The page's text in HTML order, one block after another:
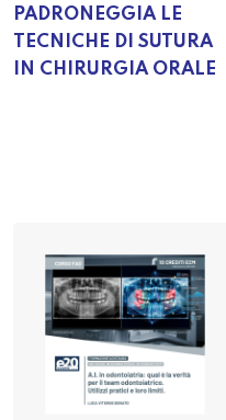
PADRONEGGIA LE
TECNICHE DI SUTURA
IN CHIRURGIA ORALE